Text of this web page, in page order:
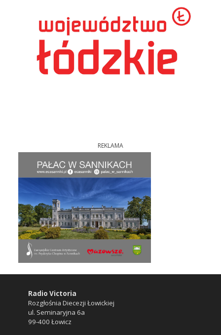
REKLAMA
Radio Victoria
Rozgłośnia Diecezji Łowickiej
ul. Seminaryjna 6a
99-400 Łowicz